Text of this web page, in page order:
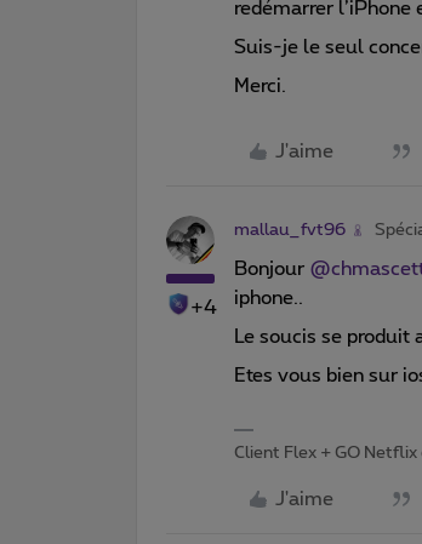
redémarrer l’iPhone
Suis-je le seul
Merci.
J'aime
+4
mallau_fvt96
Bonjour ​
iphone..
Le soucis se produit
Etes vous bien sur
Client Flex + GO
J'aime